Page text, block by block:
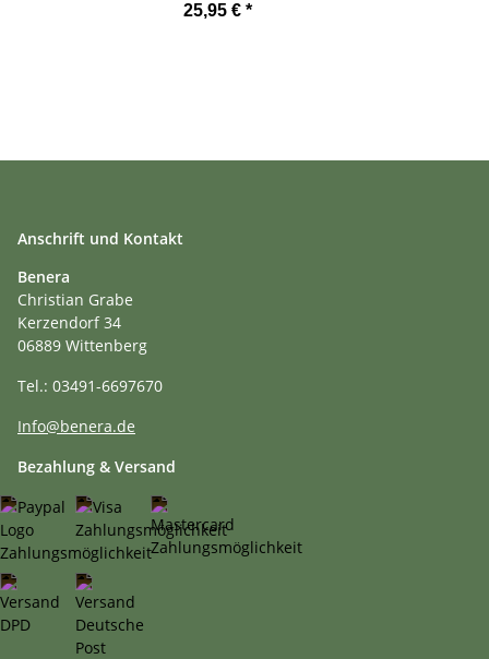
25,95 € *
Anschrift und Kontakt
Benera
Christian Grabe
Kerzendorf 34
06889 Wittenberg
Tel.: 03491-6697670
Info@benera.de
Bezahlung & Versand